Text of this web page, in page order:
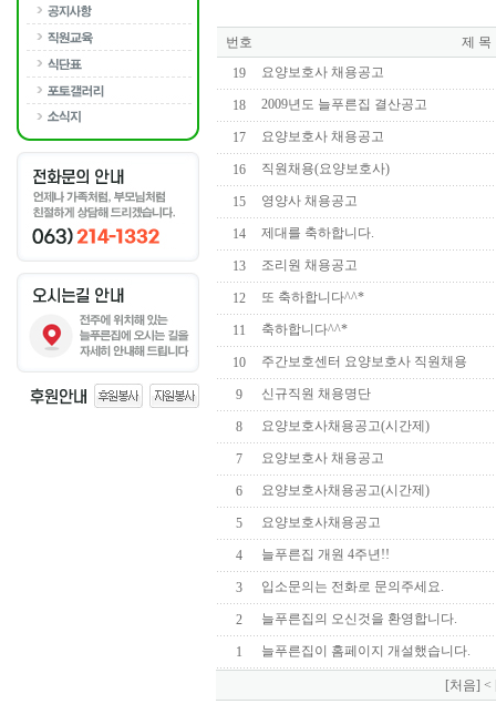
번호
제 목
19
요양보호사 채용공고
18 2009년도 늘푸른집 결산공고
17 요양보호사 채용공고
16 직원채용(요양보호사)
15 영양사 채용공고
14 제대를 축하합니다.
13 조리원 채용공고
12 또 축하합니다^^*
11 축하합니다^^*
10 주간보호센터 요양보호사 직원채용
9 신규직원 채용명단
8 요양보호사채용공고(시간제)
7 요양보호사 채용공고
6 요양보호사채용공고(시간제)
5 요양보호사채용공고
4 늘푸른집 개원 4주년!!
3 입소문의는 전화로 문의주세요.
2 늘푸른집의 오신것을 환영합니다.
1 늘푸른집이 홈페이지 개설했습니다.
[처음] <